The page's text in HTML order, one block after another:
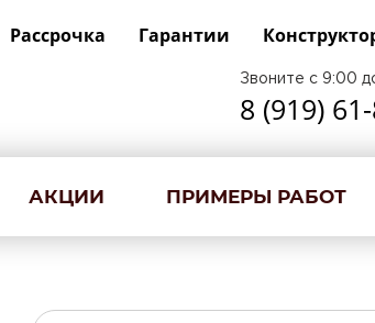
Рассрочка Гарантии
Звоните с 9:00
8 (919)
АКЦИИ ПРИМЕРЫ РАБОТ